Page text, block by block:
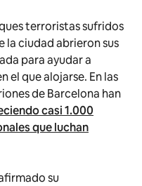
terroristas sufridos
la ciudad abrieron sus
para ayudar a
el que alojarse. En las
de Barcelona han
casi 1.000
que luchan
su